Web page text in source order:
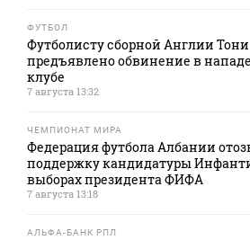
ФУТБОЛ
Футболисту сборной Англии Тони
предъявлено обвинение в
клубе
7 августа 13:32
ЧЕМПИОНАТ МИРА
Федерация футбола Албании
поддержку кандидатуры
выборах президента ФИФА
7 августа 13:18
АЛЬФА-БАНК РПЛ